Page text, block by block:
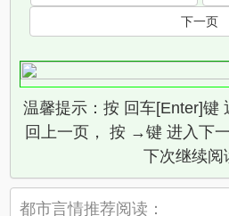
下一页
温馨提示：按 回车[Enter]键
回上一页， 按 →键 进入下
下次继续阅
都市言情推荐阅读：